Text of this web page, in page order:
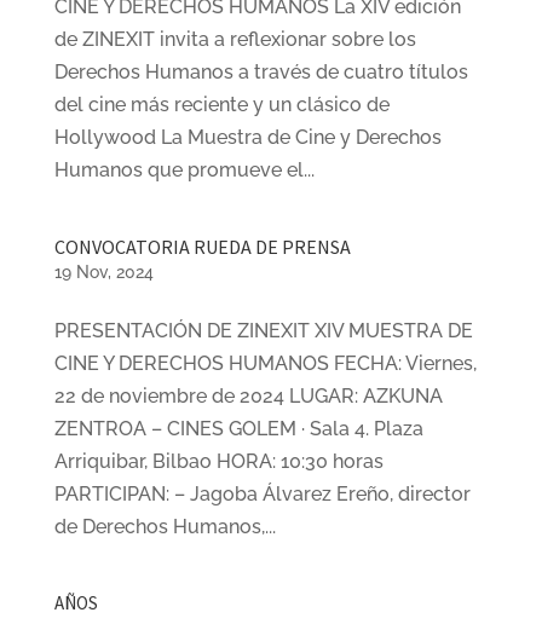
CINE Y DERECHOS HUMANOS La XIV edición
de ZINEXIT invita a reflexionar sobre los
Derechos Humanos a través de cuatro títulos
del cine más reciente y un clásico de
Hollywood La Muestra de Cine y Derechos
Humanos que promueve el...
CONVOCATORIA RUEDA DE PRENSA
19 Nov, 2024
PRESENTACIÓN DE ZINEXIT XIV MUESTRA DE
CINE Y DERECHOS HUMANOS FECHA: Viernes,
22 de noviembre de 2024 LUGAR: AZKUNA
ZENTROA – CINES GOLEM · Sala 4. Plaza
Arriquibar, Bilbao HORA: 10:30 horas
PARTICIPAN: – Jagoba Álvarez Ereño, director
de Derechos Humanos,...
AÑOS